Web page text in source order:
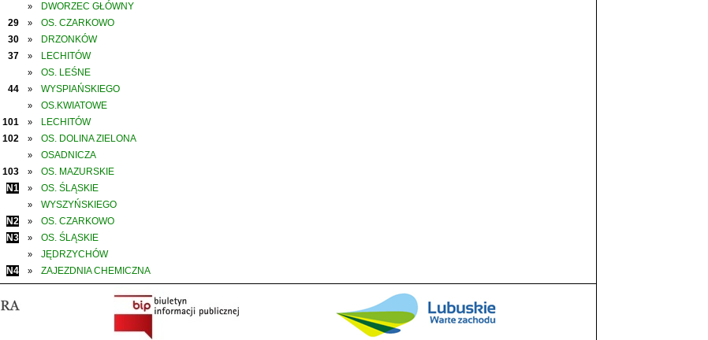
»
DWORZEC GŁÓWNY
29
»
OS. CZARKOWO
30
»
DRZONKÓW
37
» LECHITÓW
»
OS. LEŚNE
44
» WYSPIAŃSKIEGO
»
OS.KWIATOWE
101
»
LECHITÓW
102
» OS. DOLINA ZIELONA
»
OSADNICZA
103
»
OS. MAZURSKIE
N1
» OS. ŚLĄSKIE
»
WYSZYŃSKIEGO
N2
»
OS. CZARKOWO
N3
» OS. ŚLĄSKIE
»
JĘDRZYCHÓW
N4
» ZAJEZDNIA CHEMICZNA